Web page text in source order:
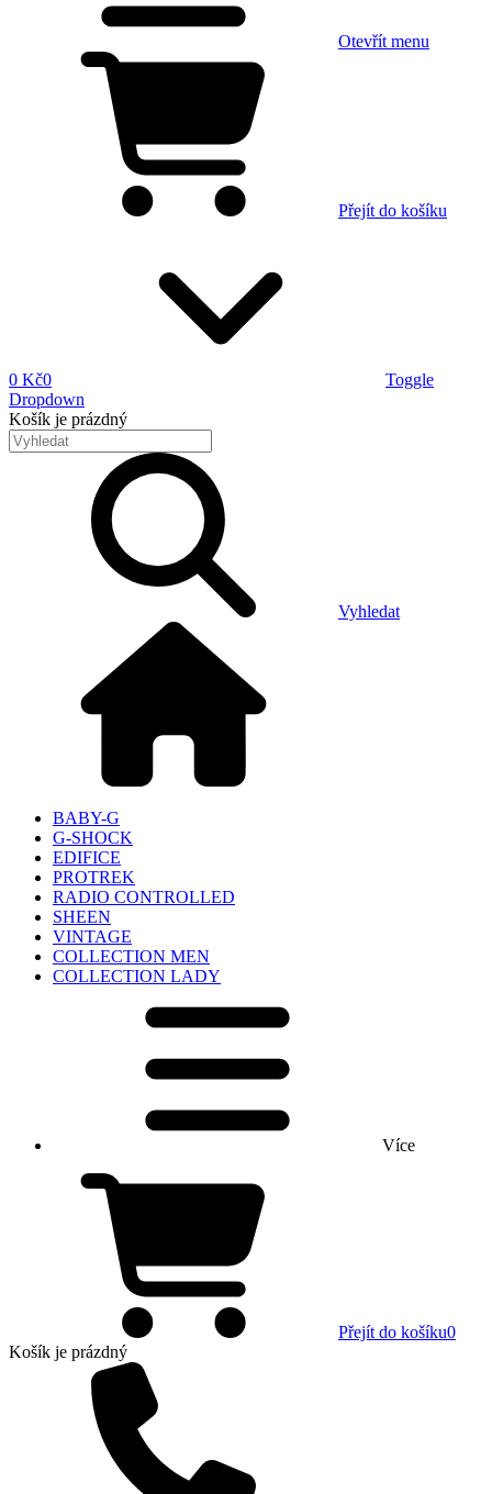
Otevřít menu
Přejít do košíku
0 Kč0
Toggle
Dropdown
Košík je prázdný
Vyhledat
BABY-G
G-SHOCK
EDIFICE
PROTREK
RADIO CONTROLLED
SHEEN
VINTAGE
COLLECTION MEN
COLLECTION LADY
Více
Přejít do košíku0
Košík je prázdný